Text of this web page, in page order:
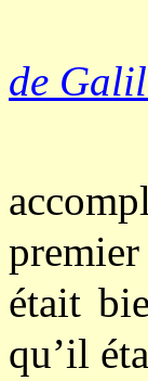
de
était
qu’il